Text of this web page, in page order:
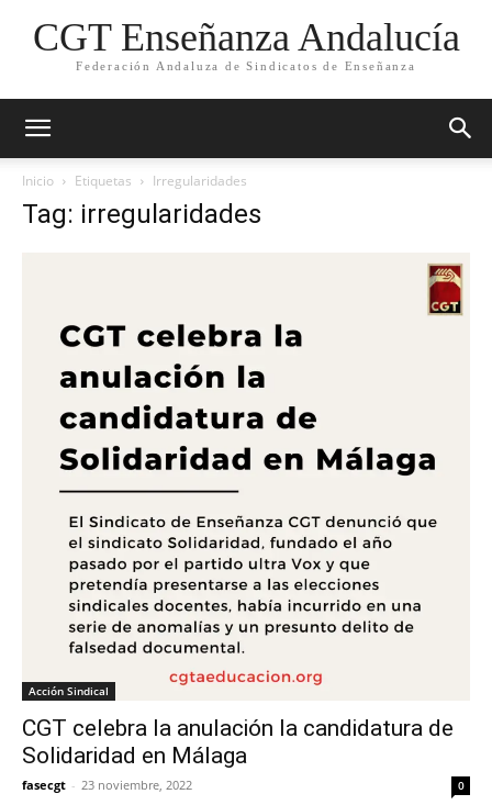
CGT Enseñanza Andalucía
Federación Andaluza de Sindicatos de Enseñanza
Inicio Etiquetas Irregularidades
Tag: irregularidades
Acción Sindical
CGT celebra la anulación la candidatura de
Solidaridad en Málaga
fasecgt - 23 noviembre, 2022 0